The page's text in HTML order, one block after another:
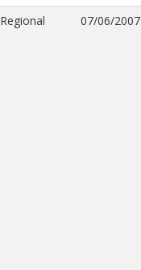
Regional 07/06/2007